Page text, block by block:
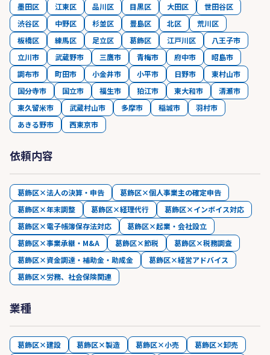
墨田区
江東区 品川区 目黒区 大田区
世田谷区
渋谷区
中野区 杉並区 豊島区 北区
荒川区
板橋区
練馬区 足立区 葛飾区 江戸川区
八王子市
立川市
武蔵野市 三鷹市 青梅市 府中市
昭島市
調布市
町田市 小金井市 小平市 日野市
東村山市
国分寺市
国立市 福生市 狛江市 東大和市
清瀬市
東久留米市
武蔵村山市 多摩市 稲城市
羽村市
あきる野市
西東京市
依頼内容
葛飾区×法人の決算・申告
葛飾区×個人事業主の確定申告
葛飾区×年末調整
葛飾区×経理代行
葛飾区×インボイス対応
葛飾区×電子帳簿保存法対応
葛飾区×起業・会社設立
葛飾区×事業承継・M&A
葛飾区×節税
葛飾区×税務調査
葛飾区×資金調達・補助金・助成金
葛飾区×経営アドバイス
葛飾区×労務、社会保険関連
業種
葛飾区×建設 葛飾区×製造 葛飾区×小売
葛飾区×卸売